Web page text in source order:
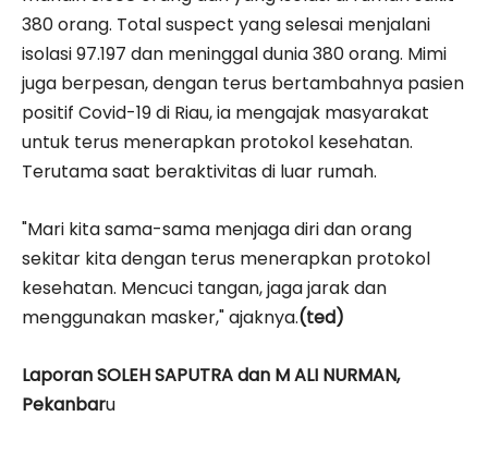
380 orang. Total suspect yang selesai menjalani
isolasi 97.197 dan meninggal dunia 380 orang. Mimi
juga berpesan, dengan terus bertambahnya pasien
positif Covid-19 di Riau, ia mengajak masyarakat
untuk terus menerapkan protokol kesehatan.
Terutama saat beraktivitas di luar rumah.
"Mari kita sama-sama menjaga diri dan orang
sekitar kita dengan terus menerapkan protokol
kesehatan. Mencuci tangan, jaga jarak dan
menggunakan masker," ajaknya.(ted)
Laporan SOLEH SAPUTRA dan M ALI NURMAN,
Pekanbaru